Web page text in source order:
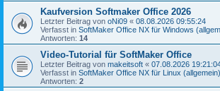
Kaufversion Softmaker Office 2026
Letzter Beitrag von oNi09 « 08.08.2026 09:55:24
Verfasst in SoftMaker Office NX für Windows
Antworten: 14
Video-Tutorial für SoftMaker Office
Letzter Beitrag von makeitsoft « 07.08.2026
Verfasst in SoftMaker Office NX für Linux (allgemein)
Antworten: 2